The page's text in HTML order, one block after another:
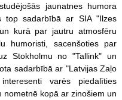
jaunatnes humora
top sadarbībā ar SIA "Ilzes
kurā par jautru atmosfēru
humoristi, sacenšoties par
Stokholmu no "Tallink" un
sadarbībā ar "Latvijas Zaļo
varēs piedalīties
kopā ar zinošiem un